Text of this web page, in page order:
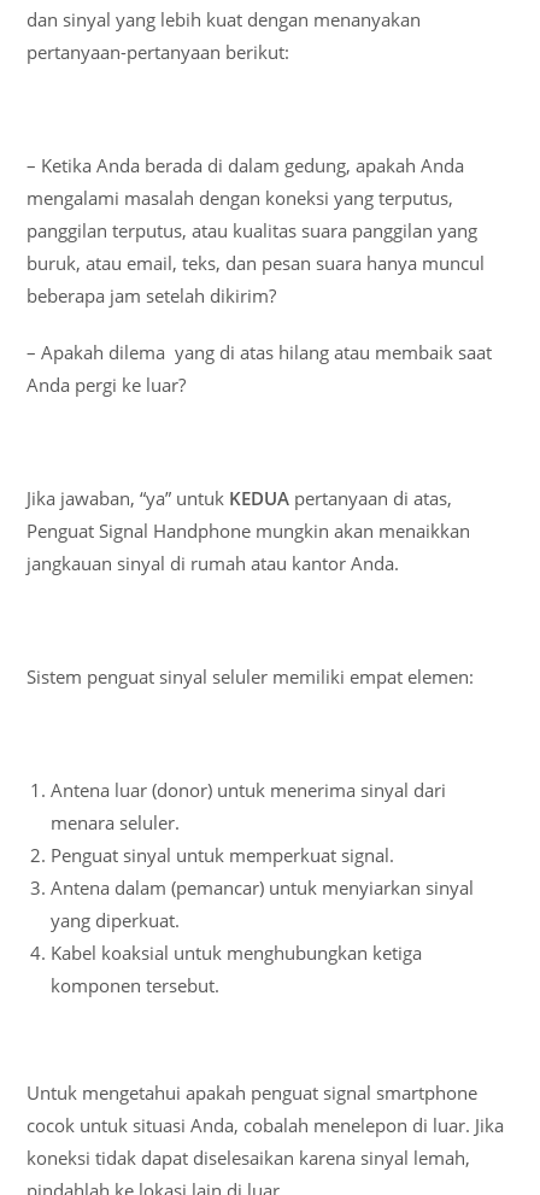
dan sinyal yang lebih kuat dengan menanyakan
pertanyaan-pertanyaan berikut:
– Ketika Anda berada di dalam gedung, apakah Anda
mengalami masalah dengan koneksi yang terputus,
panggilan terputus, atau kualitas suara panggilan yang
buruk, atau email, teks, dan pesan suara hanya muncul
beberapa jam setelah dikirim?
– Apakah dilema yang di atas hilang atau membaik saat
Anda pergi ke luar?
Jika jawaban, “ya” untuk KEDUA pertanyaan di atas,
Penguat Signal Handphone mungkin akan menaikkan
jangkauan sinyal di rumah atau kantor Anda.
Sistem penguat sinyal seluler memiliki empat elemen:
Antena luar (donor) untuk menerima sinyal dari
menara seluler.
Penguat sinyal untuk memperkuat signal.
Antena dalam (pemancar) untuk menyiarkan sinyal
yang diperkuat.
Kabel koaksial untuk menghubungkan ketiga
komponen tersebut.
Untuk mengetahui apakah penguat signal smartphone
cocok untuk situasi Anda, cobalah menelepon di luar. Jika
koneksi tidak dapat diselesaikan karena sinyal lemah,
pindahlah ke lokasi lain di luar.